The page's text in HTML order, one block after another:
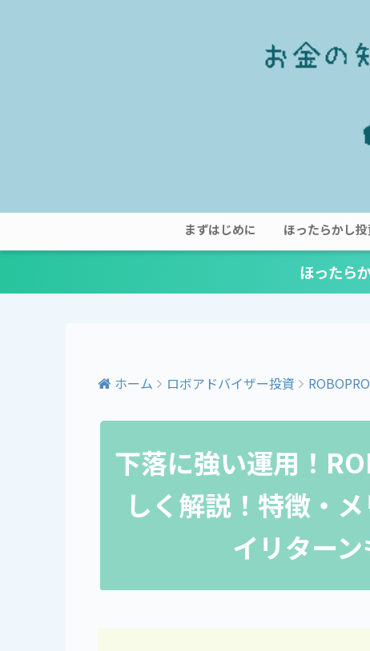
まずはじめに ほったらかし投
ほったら
ホーム ロボアドバイザー投資
下落に強い運用！
しく解説！特徴・
イリターン